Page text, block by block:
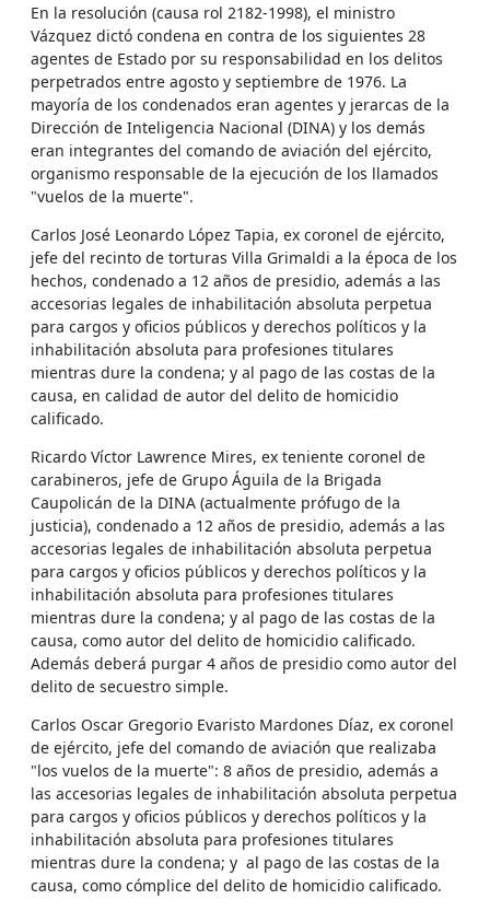
En la resolución (causa rol 2182-1998), el ministro
Vázquez dictó condena en contra de los siguientes 28
agentes de Estado por su responsabilidad en los delitos
perpetrados entre agosto y septiembre de 1976. La
mayoría de los condenados eran agentes y jerarcas de la
Dirección de Inteligencia Nacional (DINA) y los demás
eran integrantes del comando de aviación del ejército,
organismo responsable de la ejecución de los llamados
"vuelos de la muerte".
Carlos José Leonardo López Tapia, ex coronel de ejército,
jefe del recinto de torturas Villa Grimaldi a la época de los
hechos, condenado a 12 años de presidio, además a las
accesorias legales de inhabilitación absoluta perpetua
para cargos y oficios públicos y derechos políticos y la
inhabilitación absoluta para profesiones titulares
mientras dure la condena; y al pago de las costas de la
causa, en calidad de autor del delito de homicidio
calificado.
Ricardo Víctor Lawrence Mires, ex teniente coronel de
carabineros, jefe de Grupo Águila de la Brigada
Caupolicán de la DINA (actualmente prófugo de la
justicia), condenado a 12 años de presidio, además a las
accesorias legales de inhabilitación absoluta perpetua
para cargos y oficios públicos y derechos políticos y la
inhabilitación absoluta para profesiones titulares
mientras dure la condena; y al pago de las costas de la
causa, como autor del delito de homicidio calificado.
Además deberá purgar 4 años de presidio como autor del
delito de secuestro simple.
Carlos Oscar Gregorio Evaristo Mardones Díaz, ex coronel
de ejército, jefe del comando de aviación que realizaba
"los vuelos de la muerte": 8 años de presidio, además a
las accesorias legales de inhabilitación absoluta perpetua
para cargos y oficios públicos y derechos políticos y la
inhabilitación absoluta para profesiones titulares
mientras dure la condena; y al pago de las costas de la
causa, como cómplice del delito de homicidio calificado.